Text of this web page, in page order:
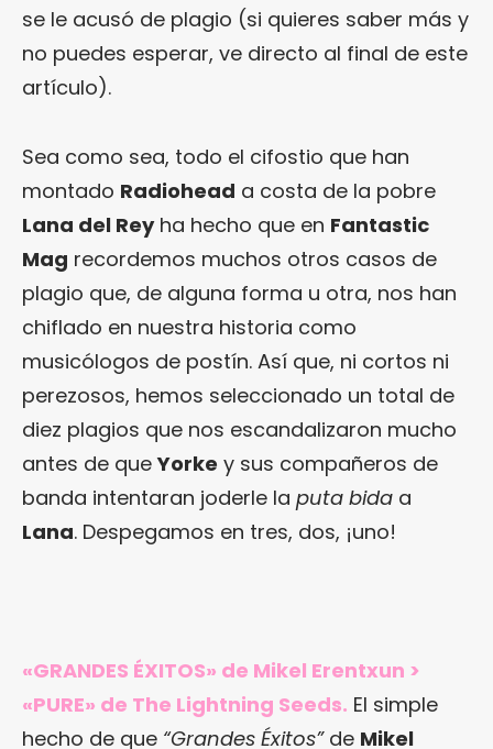
se le acusó de plagio (si quieres saber más y
no puedes esperar, ve directo al final de este
artículo).
Sea como sea, todo el cifostio que han
montado Radiohead a costa de la pobre
Lana del Reyha hecho que en Fantastic
Mag recordemos muchos otros casos de
plagio que, de alguna forma u otra, nos han
chiflado en nuestra historia como
musicólogos de postín. Así que, ni cortos ni
perezosos, hemos seleccionado un total de
diez plagios que nos escandalizaron mucho
antes de queYorke y sus compañeros de
banda intentaran joderle la puta bida a
Lana. Despegamos en tres, dos, ¡uno!
«GRANDES ÉXITOS» de Mikel Erentxun >
«PURE» de The Lightning Seeds. El simple
hecho de que “Grandes Éxitos”de Mikel